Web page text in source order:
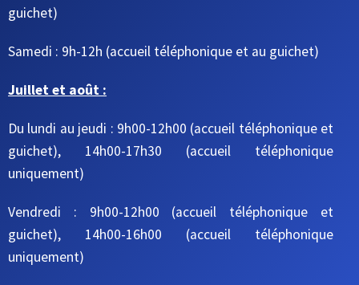
guichet)
Samedi : 9h-12h (accueil téléphonique et au guichet)
Juillet et août :
Du lundi au jeudi : 9h00-12h00 (accueil téléphonique et
guichet), 14h00-17h30 (accueil téléphonique
uniquement)
Vendredi : 9h00-12h00 (accueil téléphonique et
guichet), 14h00-16h00 (accueil téléphonique
uniquement)